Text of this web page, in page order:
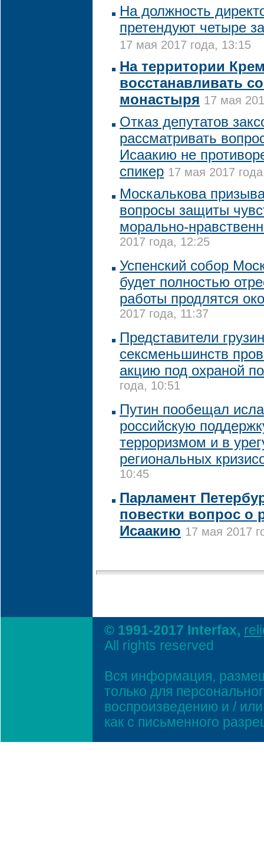
На должность
претендуют четыре
17 мая 2017 года, 13:15
На территории
восстанавливать
монастыря 17 мая
Отказ депутатов
рассматривать
Исаакию не
спикер 17 мая 2017
Москалькова
вопросы защиты
морально-
2017 года, 12:25
Успенский собор
будет полностью
работы продлятся
2017 года, 11:37
Представители
сексменьшинств
акцию под охраной
года, 10:51
Путин пообещал
российскую
терроризмом и в
региональных
10:45
Парламент
повестки вопрос о
Исаакию 17 мая 2017
© 1991-2017 Interfax,
All rights reserved
Вся информация,
только для
воспроизведению и /
как с письменного